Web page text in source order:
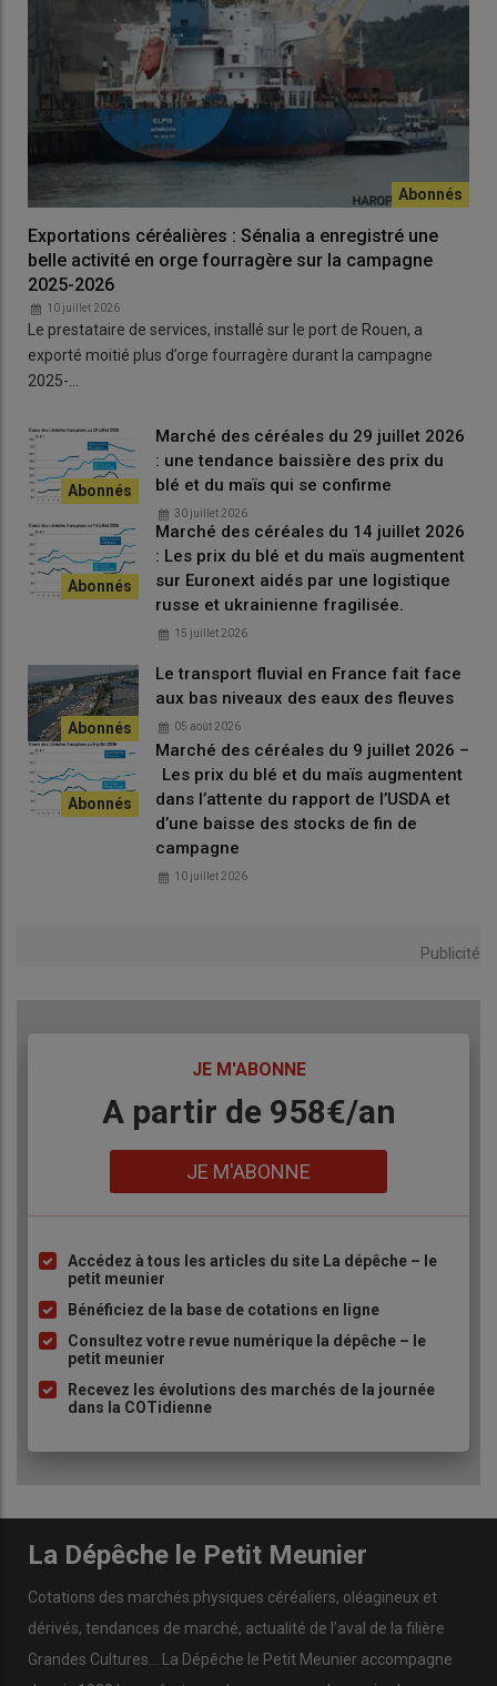
suite à la visite du président de la République française en
Chine fin 2025. «On teste des variétés de luzerne pour cette
destination, on travaille avec des acheteurs pour lancer un
courant d’affaires», précise Pierre Begoc.
Un objectif de production de luzerne en
hausse d’ici à 2030
Au final, « l’espoir est bien là
» selon les principaux dirigeants de
la filière, qui évoquent des objectifs de production revus à la
hausse : 3,2 à 3,5 Mt au niveau UE et 750 000 t à 800 000 t pour
la France d’ici à 2030.
Une ombre au tableau toutefois : la situation reste à surveiller
autour du conflit au Moyen-Orient et dans la zone du détroit
d’Ormuz.« Ce conflit crée un contexte inflationniste autour des
coûts de production et de renforcement du prix du fret aussi,
notamment sur le poste du gasoil routier. Et la filière luzerne n’y
, signale Pierre Begoc.
Quel premier bilan de la récolte
2026 ?
Démarrage de la récolte : le 20 avril pour les toutes
premières coupes, plutôt précoces.
Bonnes conditions de travail, rendements corrects
sur les premiers travaux de coupe, bonne qualité a
Nombre de coupes prévues : quatre avec une
Exportations céréalières : Sénalia a enregistré une
belle activité en orge fourragère sur la campagne
2025-2026
10 juillet 2026
Le prestataire de services, installé sur le port de Rouen, a
exporté moitié plus d’orge fourragère durant la campagne
2025-…
Marché des céréales du 29 juillet 2026
: une tendance baissière des prix du
blé et du maïs qui se confirme
30 juillet 2026
Marché des céréales du 14 juillet 2026
: Les prix du blé et du maïs augmentent
sur Euronext aidés par une logistique
russe et ukrainienne fragilisée.
15 juillet 2026
Le transport fluvial en France fait face
aux bas niveaux des eaux des fleuves
05 août 2026
Marché des céréales du 9 juillet 2026 –
Les prix du blé et du maïs augmentent
dans l’attente du rapport de l’USDA et
d’une baisse des stocks de fin de
campagne
10 juillet 2026
Publicité
JE M'ABONNE
BodyA partir de 958€/an
JE M'ABONNE
Liste
puce
Accédez à tous les articles du site La dépêche – le
petit meunier
Bénéficiez de la base de cotations en ligne
Consultez votre revue numérique la dépêche – le
petit meunier
Recevez les évolutions des marchés de la journée
dans la COTidienne
La Dépêche le Petit Meunier
Cotations des marchés physiques céréaliers, oléagineux et
dérivés, tendances de marché, actualité de l’aval de la filière
Grandes Cultures... La Dépêche le Petit Meunier accompagne